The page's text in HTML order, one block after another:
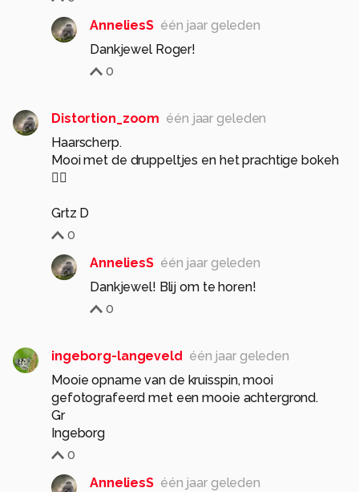
AnneliesS één jaar geleden
Dankjewel Roger!
0
Distortion_zoom één jaar geleden
Haarscherp.
Mooi met de druppeltjes en het prachtige bokeh
👌🏻
Grtz D
0
AnneliesS één jaar geleden
Dankjewel! Blij om te horen!
0
ingeborg-langeveld één jaar geleden
Mooie opname van de kruisspin, mooi
gefotografeerd met een mooie achtergrond.
Gr
Ingeborg
0
AnneliesS één jaar geleden